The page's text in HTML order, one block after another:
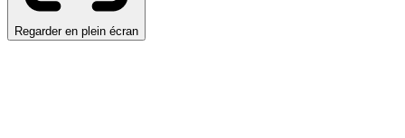
Regarder en plein écran